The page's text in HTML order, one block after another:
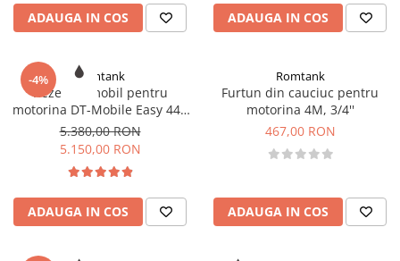
ADAUGA IN COS ADAUGA IN COS
-4% Romtank
Rezervor mobil pentru
motorina DT-Mobile Easy 440
l, 12 V, CENTRI SP30, 30l/min,
cu capac
5.380,00 RON
5.150,00 RON
ADAUGA IN COS
Romtank
Furtun din cauciuc pentru
motorina 4M, 3/4''
467,00 RON
ADAUGA IN COS